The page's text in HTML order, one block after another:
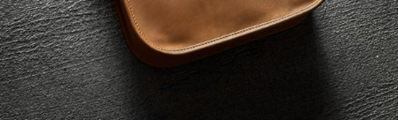
メンテナンスグッズ
MAINTENANCE GOOD
イーグルトップ
EAGLE TOP
フェザートップ
FEATHER TOP
チェーン＆パーツ
ビーズ
BEADS